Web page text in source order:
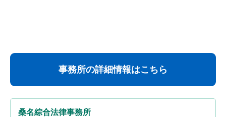
事務所の詳細情報はこちら
桑名綜合法律事務所
バイク事故の体験談